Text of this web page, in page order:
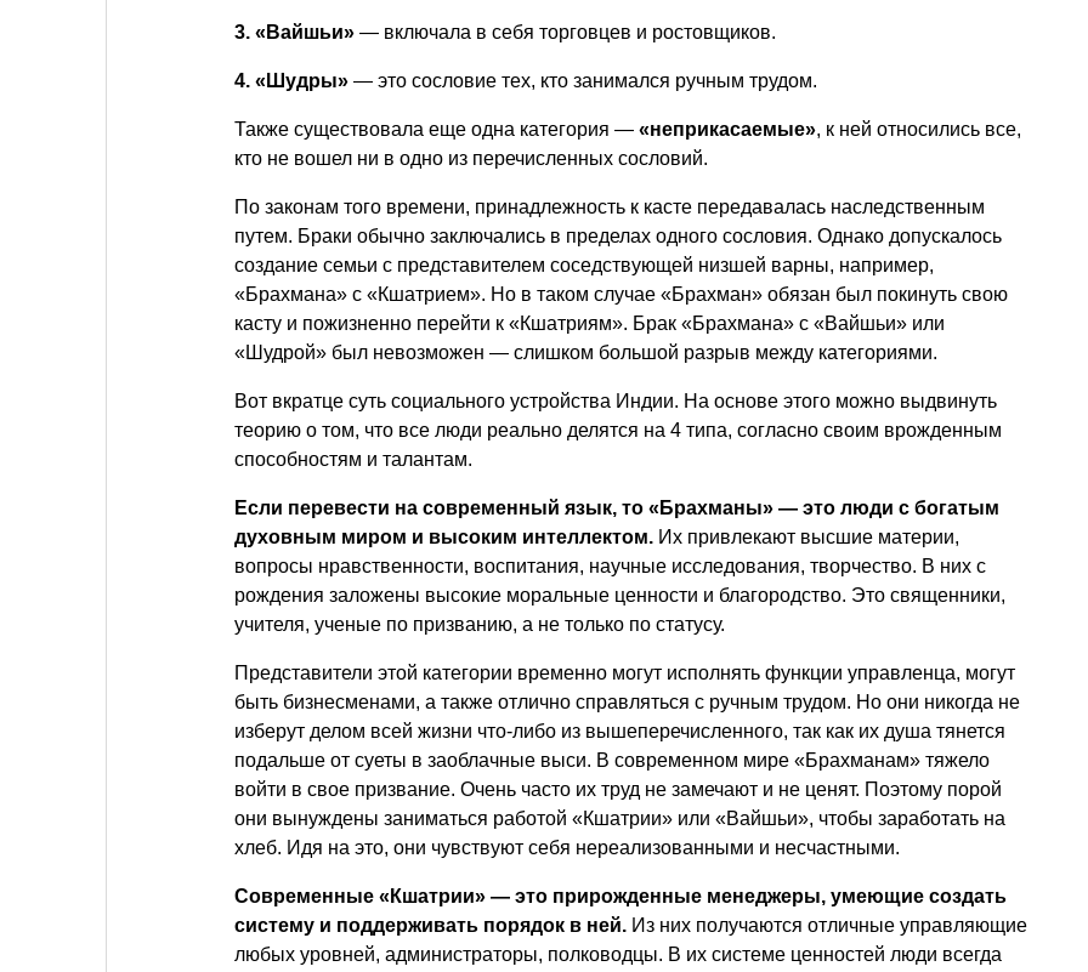
3. «Вайшьи» — включала в себя торговцев и ростовщиков.
4. «Шудры» — это сословие тех, кто занимался ручным трудом.
Также существовала еще одна категория — «неприкасаемые», к ней относились все,
кто не вошел ни в одно из перечисленных сословий.
По законам того времени, принадлежность к касте передавалась наследственным
путем. Браки обычно заключались в пределах одного сословия. Однако допускалось
создание семьи с представителем соседствующей низшей варны, например,
«Брахмана» с «Кшатрием». Но в таком случае «Брахман» обязан был покинуть свою
касту и пожизненно перейти к «Кшатриям». Брак «Брахмана» с «Вайшьи» или
«Шудрой» был невозможен — слишком большой разрыв между категориями.
Вот вкратце суть социального устройства Индии. На основе этого можно выдвинуть
теорию о том, что все люди реально делятся на 4 типа, согласно своим врожденным
способностям и талантам.
Если перевести на современный язык, то «Брахманы» — это люди с богатым
духовным миром и высоким интеллектом. Их привлекают высшие материи,
вопросы нравственности, воспитания, научные исследования, творчество. В них с
рождения заложены высокие моральные ценности и благородство. Это священники,
учителя, ученые по призванию, а не только по статусу.
Представители этой категории временно могут исполнять функции управленца, могут
быть бизнесменами, а также отлично справляться с ручным трудом. Но они никогда не
изберут делом всей жизни что-либо из вышеперечисленного, так как их душа тянется
подальше от суеты в заоблачные выси. В современном мире «Брахманам» тяжело
войти в свое призвание. Очень часто их труд не замечают и не ценят. Поэтому порой
они вынуждены заниматься работой «Кшатрии» или «Вайшьи», чтобы заработать на
хлеб. Идя на это, они чувствуют себя нереализованными и несчастными.
Современные «Кшатрии» — это прирожденные менеджеры, умеющие создать
систему и поддерживать порядок в ней. Из них получаются отличные управляющие
любых уровней, администраторы, полководцы. В их системе ценностей люди всегда